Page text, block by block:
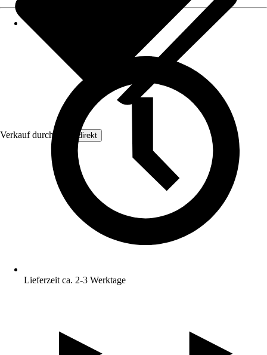
Verkauf durch: Floordirekt
Lieferzeit ca. 2-3 Werktage